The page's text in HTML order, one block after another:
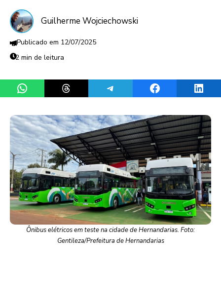
Guilherme Wojciechowski
12/07/2025
2 min de leitura
Share on WhatsAppShare on ThreadsShare on TelegramShare on Facebook
Ônibus elétricos em teste na cidade de Hernandarias. Foto:
Gentileza/Prefeitura de Hernandarias